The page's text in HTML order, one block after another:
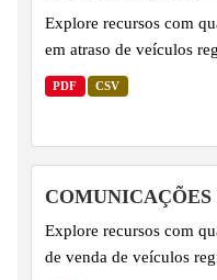
Explore recursos com
em atraso de veículos
PDF CSV
Explore recursos com
de venda de veículos